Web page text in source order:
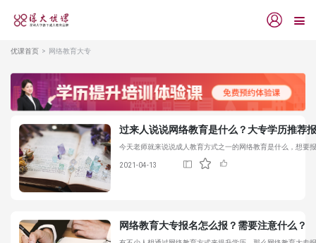
优课首页 网络教育大专
过来人说说网络教育是什么？大专学历推荐
今天老师就来说说成人教育方式之一的网络教育是什么，想要
2021-04-13
网络教育大专报名怎么报？需要注意什么？